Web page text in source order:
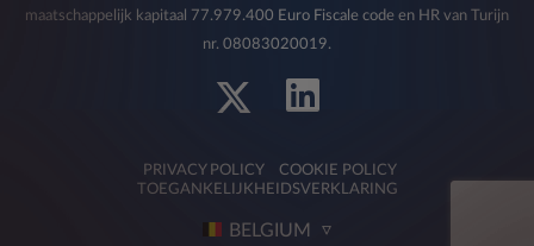
trekken op de in punt 5) aangegeven wijze.
2) Ontvangers van persoonsgegevens
Voor de verschillende hierboven beschreven
doeleinden kan de Eigenaar zijn gegevens,
garanties voorzien in de huidige wetgeving, aan
maatschappelijk kapitaal 77.979.400 Euro Fiscale code en HR van Turijn
nr. 08083020019.
PRIVACY POLICY
COOKIE POLICY
TOEGANKELIJKHEIDSVERKLARING
BELGIUM